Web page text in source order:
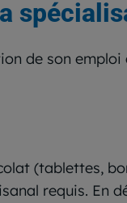
de son
(tablettes,
requis. En